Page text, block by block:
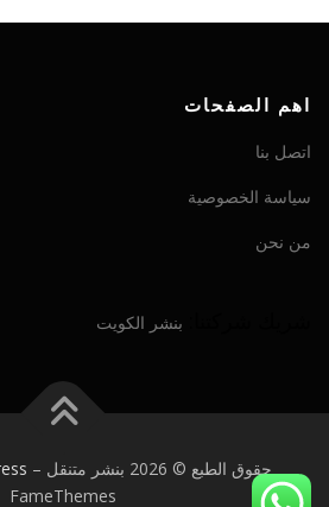
اهم الصفحات
اتصل بنا
سياسة الخصوصية
من نحن
بنشر الكويت
حقوق الطبع © 2026 بنشر متنقل –
FameThemes